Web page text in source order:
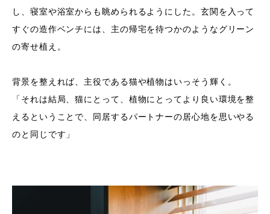
し、寝室や浴室からも眺められるようにした。玄関を入って
すぐの造作ベンチには、主の帰宅を待つかのようなグリーン
の寄せ植え。
背景を整えれば、主役である猫や植物はいっそう輝く。
「それは結局、猫にとって、植物にとってより良い環境を整
えるということで、同居するパートナーの居心地を思いやる
のと同じです」